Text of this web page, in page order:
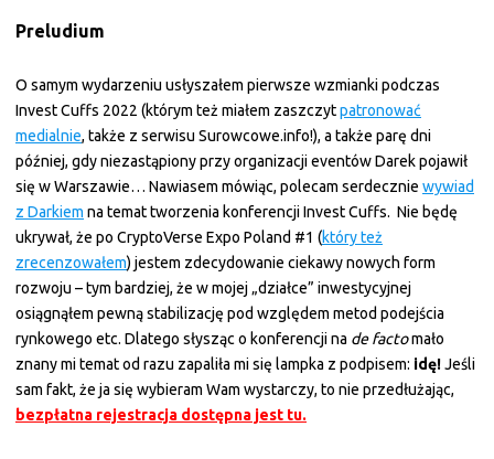
Preludium
O samym wydarzeniu usłyszałem pierwsze wzmianki podczas
Invest Cuffs 2022 (którym też miałem zaszczytpatronować
medialnie, także z serwisu Surowcowe.info!), a także parę dni
później, gdy niezastąpiony przy organizacji eventów Darek pojawił
się w Warszawie… Nawiasem mówiąc, polecam serdecznie wywiad
z Darkiem na temat tworzenia konferencji Invest Cuffs. Nie będę
ukrywał, że po CryptoVerse Expo Poland #1 (który też
zrecenzowałem) jestem zdecydowanie ciekawy nowych form
rozwoju – tym bardziej, że w mojej „działce” inwestycyjnej
osiągnąłem pewną stabilizację pod względem metod podejścia
rynkowego etc. Dlatego słysząc o konferencji na de factomało
znany mi temat od razu zapaliła mi się lampka z podpisem: idę!Jeśli
sam fakt, że ja się wybieram Wam wystarczy, to nie przedłużając,
bezpłatna rejestracja dostępna jest tu.